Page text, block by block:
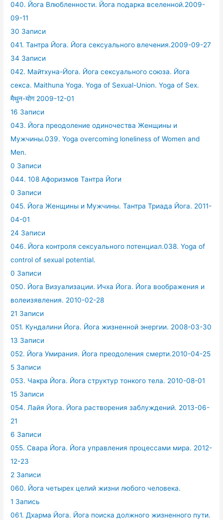
040. Йога Влюбленности. Йога подарка вселенной.2009-
09-11
30 Записи
041. Тантра Йога. Йога сексуального влечения.2009-09-27
34 Записи
042. Майтхуна-Йога. Йога сексуального союза. Йога
секса. Maithuna Yoga. Yoga of Sexual-Union. Yoga of Sex.
मैथुन-योग 2009-12-01
16 Записи
043. Йога преодоление одиночества Женщины и
Мужчины.039. Yoga overcoming loneliness of Women and
Men.
0 Записи
044. 108 Афоризмов Тантра Йоги
0 Записи
045. Йога Женщины и Мужчины. Тантра Триада Йога. 2011-
04-01
24 Записи
046. Йога контроля сексуального потенциал.038. Yoga of
control of sexual potential.
0 Записи
050. Йога Визуализации. Ичха Йога. Йога воображения и
волеизявления. 2010-02-28
21 Записи
051. Кундалини Йога. Йога жизненной энергии. 2008-03-30
13 Записи
052. Йога Умирания. Йога преодоления смерти.2010-04-25
5 Записи
053. Чакра Йога. Йога структур тонкого тела. 2010-08-01
15 Записи
054. Лайя Йога. Йога растворения заблуждений. 2013-06-
21
6 Записи
055. Свара Йога. Йога управления процессами мира. 2012-
12-23
2 Записи
060. Йога четырех целий жизни любого человека.
1 Запись
061. Дхарма Йога. Йога поиска должного жизненного пути.